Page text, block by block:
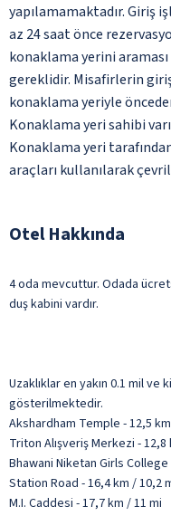
yapılamamaktadır. Giriş
az 24 saat önce
konaklama yerini
gereklidir. Misafirlerin
konaklama yeriyle
Konaklama yeri sahibi
Konaklama yeri
araçları kullanılarak
Otel Hakkında
4 oda mevcuttur. Odada
duş kabini vardır.
Uzaklıklar en yakın 0.1 mil
gösterilmektedir.
Akshardham Temple - 12,5
Triton Alışveriş Merkezi - 12,8
Bhawani Niketan Girls
Station Road - 16,4 km / 10,2
M.I. Caddesi - 17,7 km / 11 mi